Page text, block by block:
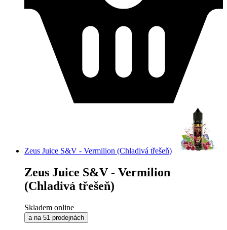
Zeus Juice S&V - Vermilion (Chladivá třešeň)
Zeus Juice S&V - Vermilion
(Chladivá třešeň)
Skladem online
a na 51 prodejnách